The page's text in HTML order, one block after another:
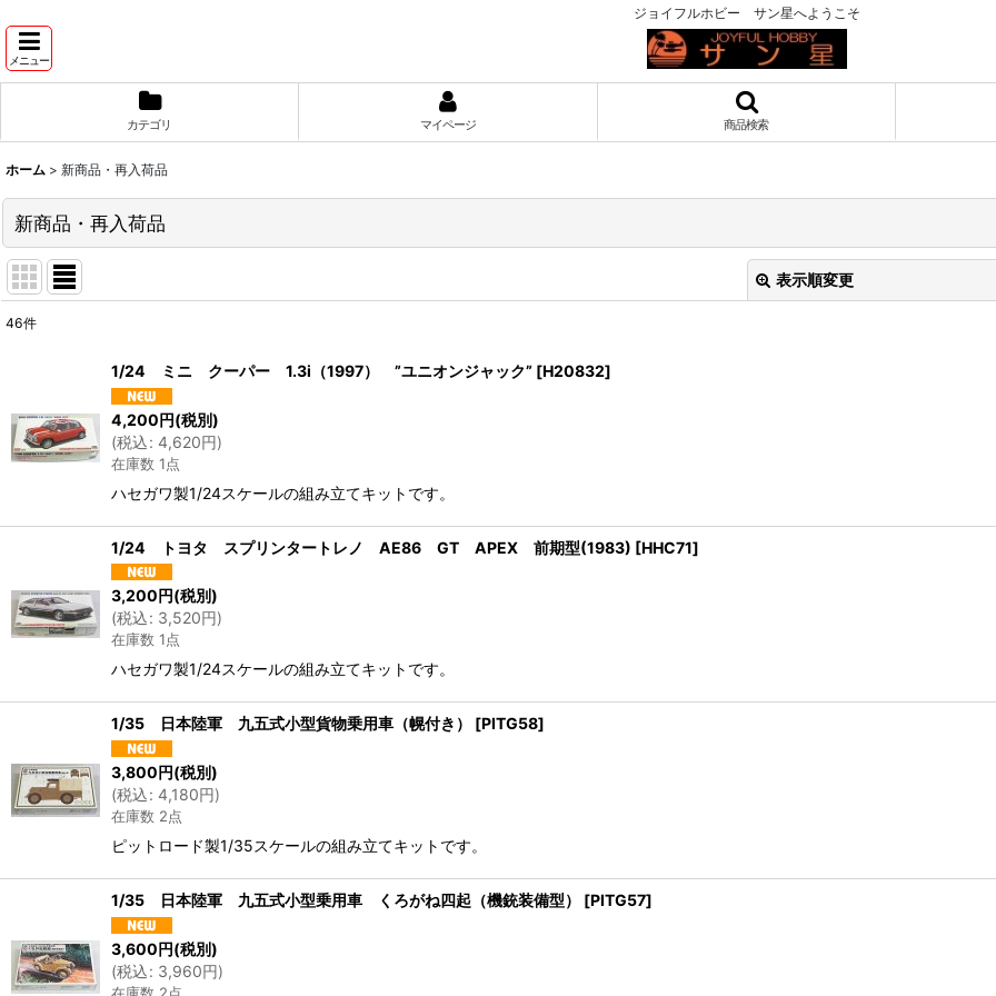
ジョイフルホビー サン星へようこそ
メニュー
カテゴリ マイページ 商品検索
ホーム > 新商品・再入荷品
新商品・再入荷品
表示順変更
46件
1/24 ミニ クーパー 1.3i（1997） ”ユニオンジャック” [H20832]
4,200円(税別)
(税込: 4,620円)
在庫数 1点
ハセガワ製1/24スケールの組み立てキットです。
1/24 トヨタ スプリンタートレノ AE86 GT APEX 前期型(1983) [HHC71]
3,200円(税別)
(税込: 3,520円)
在庫数 1点
ハセガワ製1/24スケールの組み立てキットです。
1/35 日本陸軍 九五式小型貨物乗用車（幌付き） [PITG58]
3,800円(税別)
(税込: 4,180円)
在庫数 2点
ピットロード製1/35スケールの組み立てキットです。
1/35 日本陸軍 九五式小型乗用車 くろがね四起（機銃装備型） [PITG57]
3,600円(税別)
(税込: 3,960円)
在庫数 2点